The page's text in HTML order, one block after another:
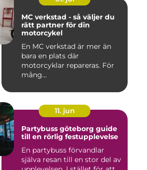
MC verkstad - så väljer du
rätt partner för din
motorcykel
En MC verkstad är mer än
bara en plats där
motorcyklar repareras. För
mång...
11. jun
Partybuss göteborg guide
till en rörlig festupplevelse
En partybuss förvandlar
själva resan till en stor del av